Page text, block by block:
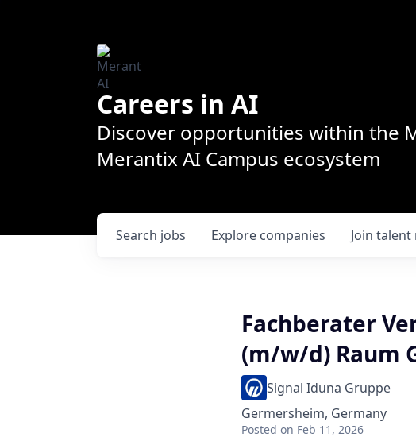
Careers in AI
Discover opportunities within the
Merantix AI Campus ecosystem
Search jobs Explore companies Join
Fachberater
(m/w/d) Raum
Signal Iduna Gruppe
Germersheim, Germany
Posted on Feb 11, 2026